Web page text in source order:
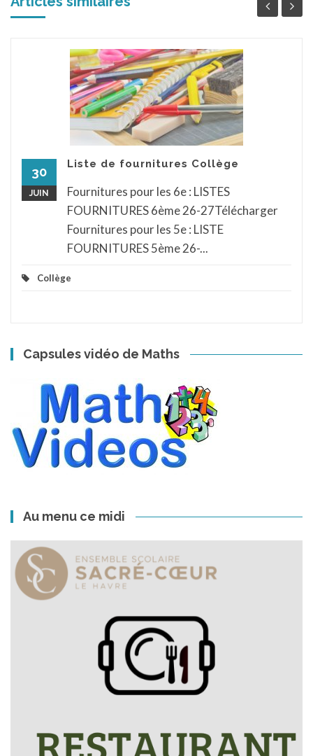
30
JUIN
Liste de fournitures Collège
Fournitures pour les 6e : LISTES
FOURNITURES 6ème 26-27Télécharger
Fournitures pour les 5e : LISTE
FOURNITURES 5ème 26-...
Collège
Capsules vidéo de Maths
Au menu ce midi